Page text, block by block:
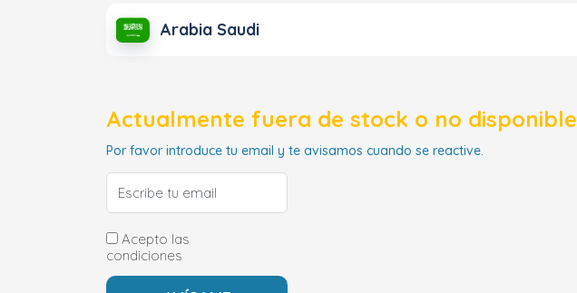
Arabia Saudi
Actualmente fuera de stock o no disponible
Por favor introduce tu email y te avisamos cuando se reactive.
Acepto las
condiciones